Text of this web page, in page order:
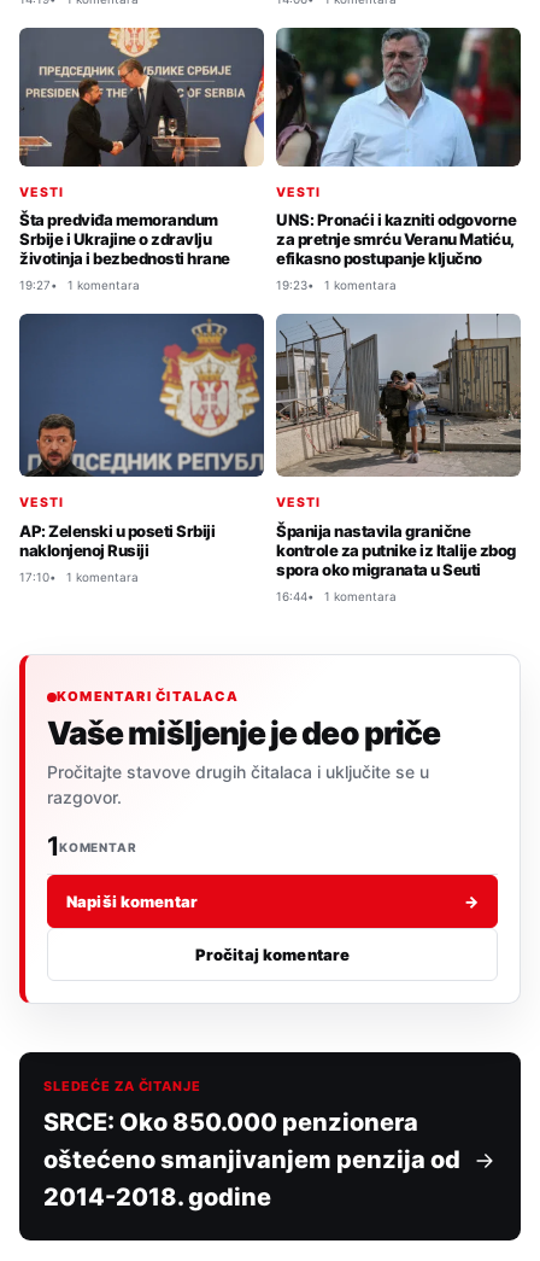
VESTI
Šta predviđa memorandum
Srbije i Ukrajine o zdravlju
životinja i bezbednosti hrane
19:27 1 komentara
VESTI
UNS: Pronaći i kazniti odgovorne
za pretnje smrću Veranu Matiću,
efikasno postupanje ključno
19:23 1 komentara
VESTI
AP: Zelenski u poseti Srbiji
naklonjenoj Rusiji
17:10 1 komentara
VESTI
Španija nastavila granične
kontrole za putnike iz Italije zbog
spora oko migranata u Seuti
16:44 1 komentara
KOMENTARI ČITALACA
Vaše mišljenje je deo priče
Pročitajte stavove drugih čitalaca i uključite se u
razgovor.
1KOMENTAR
Napiši komentar →
Pročitaj komentare
SLEDEĆE ZA ČITANJE
SRCE: Oko 850.000 penzionera
oštećeno smanjivanjem penzija od
2014-2018. godine